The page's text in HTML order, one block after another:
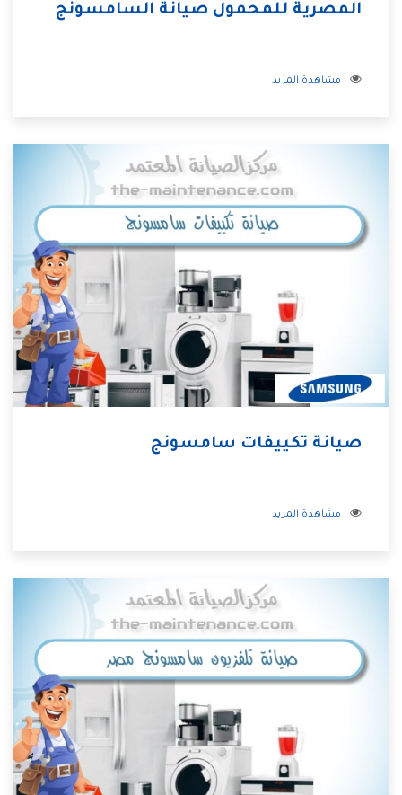
المصرية للمحمول صيانة السامسونج
مشاهدة المزيد
صيانة تكييفات سامسونج
مشاهدة المزيد